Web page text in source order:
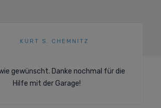
KURT S. CHEMNITZ
gewünscht. Danke nochmal für die
Hilfe mit der Garage!